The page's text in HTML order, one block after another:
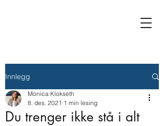
Innlegg
Du trenger ikke stå i alt
Monica Klokseth
8. des. 2021 1 min lesing